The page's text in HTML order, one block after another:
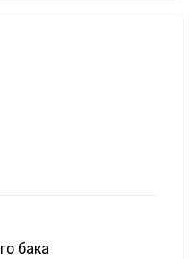
бака